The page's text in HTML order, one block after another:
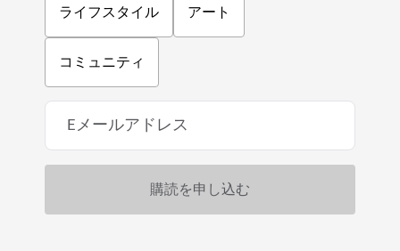
ライフスタイル アート
コミュニティ